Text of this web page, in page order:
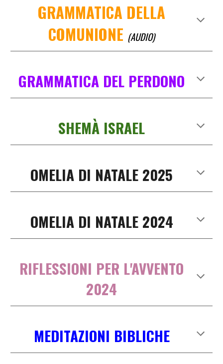
GRAMMATICA DELLA
COMUNIONE (AUDIO)
GRAMMATICA DEL PERDONO
SHEMÀ ISRAEL
OMELIA DI NATALE 2025
OMELIA DI NATALE 2024
RIFLESSIONI PER L'AVVENTO
2024
MEDITAZIONI BIBLICHE